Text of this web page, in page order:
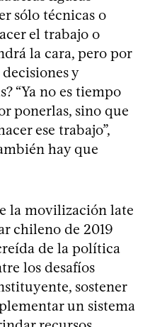
sólo técnicas o
el trabajo o
la cara, pero por
y
“Ya no es tiempo
ponerlas, sino que
ese trabajo”,
hay que
la movilización late
chileno de 2019
de la política
los desafíos
sostener
un sistema